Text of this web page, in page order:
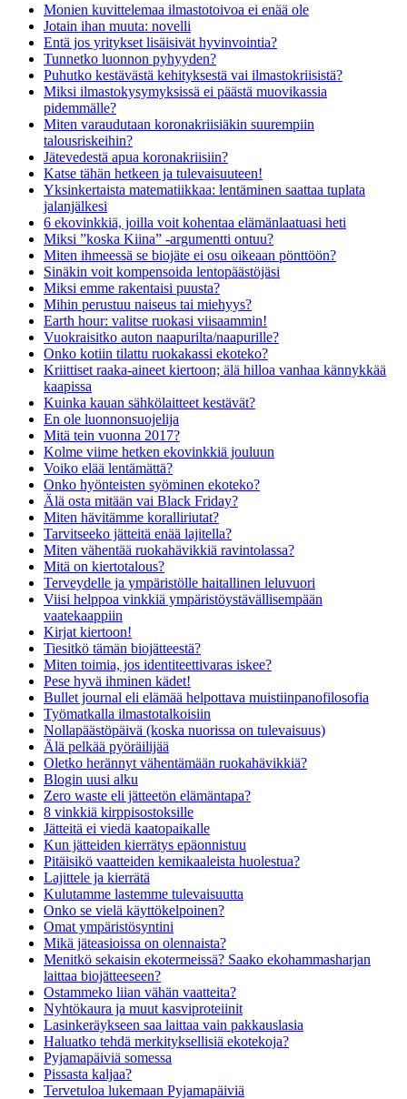
Monien kuvittelemaa ilmastotoivoa ei enää ole
Jotain ihan muuta: novelli
Entä jos yritykset lisäisivät hyvinvointia?
Tunnetko luonnon pyhyyden?
Puhutko kestävästä kehityksestä vai ilmastokriisistä?
Miksi ilmastokysymyksissä ei päästä muovikassia
pidemmälle?
Miten varaudutaan koronakriisiäkin suurempiin
talousriskeihin?
Jätevedestä apua koronakriisiin?
Katse tähän hetkeen ja tulevaisuuteen!
Yksinkertaista matematiikkaa: lentäminen saattaa tuplata
jalanjälkesi
6 ekovinkkiä, joilla voit kohentaa elämänlaatuasi heti
Miksi ”koska Kiina” -argumentti ontuu?
Miten ihmeessä se biojäte ei osu oikeaan pönttöön?
Sinäkin voit kompensoida lentopäästöjäsi
Miksi emme rakentaisi puusta?
Mihin perustuu naiseus tai miehyys?
Earth hour: valitse ruokasi viisaammin!
Vuokraisitko auton naapurilta/naapurille?
Onko kotiin tilattu ruokakassi ekoteko?
Kriittiset raaka-aineet kiertoon; älä hilloa vanhaa kännykkää
kaapissa
Kuinka kauan sähkölaitteet kestävät?
En ole luonnonsuojelija
Mitä tein vuonna 2017?
Kolme viime hetken ekovinkkiä jouluun
Voiko elää lentämättä?
Onko hyönteisten syöminen ekoteko?
Älä osta mitään vai Black Friday?
Miten hävitämme koralliriutat?
Tarvitseeko jätteitä enää lajitella?
Miten vähentää ruokahävikkiä ravintolassa?
Mitä on kiertotalous?
Terveydelle ja ympäristölle haitallinen leluvuori
Viisi helppoa vinkkiä ympäristöystävällisempään
vaatekaappiin
Kirjat kiertoon!
Tiesitkö tämän biojätteestä?
Miten toimia, jos identiteettivaras iskee?
Pese hyvä ihminen kädet!
Bullet journal eli elämää helpottava muistiinpanofilosofia
Työmatkalla ilmastotalkoisiin
Nollapäästöpäivä (koska nuorissa on tulevaisuus)
Älä pelkää pyöräilijää
Oletko herännyt vähentämään ruokahävikkiä?
Blogin uusi alku
Zero waste eli jätteetön elämäntapa?
8 vinkkiä kirppisostoksille
Jätteitä ei viedä kaatopaikalle
Kun jätteiden kierrätys epäonnistuu
Pitäisikö vaatteiden kemikaaleista huolestua?
Lajittele ja kierrätä
Kulutamme lastemme tulevaisuutta
Onko se vielä käyttökelpoinen?
Omat ympäristösyntini
Mikä jäteasioissa on olennaista?
Menitkö sekaisin ekotermeissä? Saako ekohammasharjan
laittaa biojätteeseen?
Ostammeko liian vähän vaatteita?
Nyhtökaura ja muut kasviproteiinit
Lasinkeräykseen saa laittaa vain pakkauslasia
Haluatko tehdä merkityksellisiä ekotekoja?
Pyjamapäiviä somessa
Pissasta kaljaa?
Tervetuloa lukemaan Pyjamapäiviä